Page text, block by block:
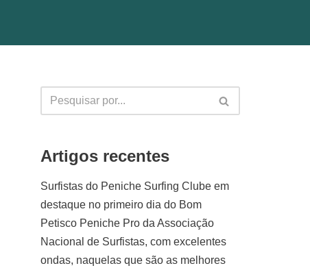
Artigos recentes
Surfistas do Peniche Surfing Clube em
destaque no primeiro dia do Bom
Petisco Peniche Pro da Associação
Nacional de Surfistas, com excelentes
ondas, naquelas que são as melhores